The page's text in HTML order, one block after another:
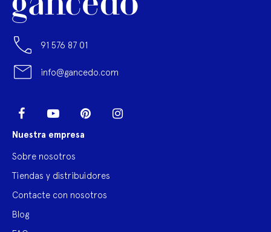
91 576 87 01
info@gancedo.com
Facebook YouTube Pinterest
Nuestra empresa
Sobre nosotros
Tiendas y distribuidores
Contacte con nosotros
Blog